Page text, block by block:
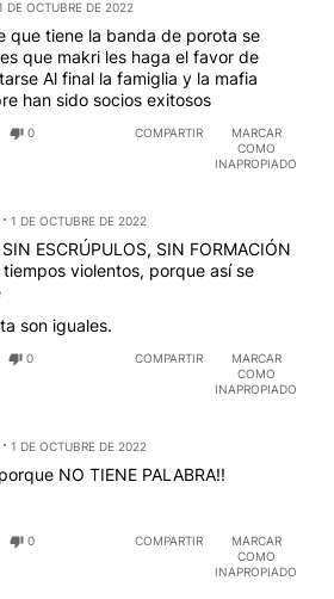
DE OCTUBRE DE 2022
que tiene la banda de porota se
que makri les haga el favor de
Al final la famiglia y la mafia
han sido socios exitosos
0 COMPARTIR
MARCAR
COMO
INAPROPIADO
1 DE OCTUBRE DE 2022
ESCRÚPULOS, SIN FORMACIÓN
tiempos violentos, porque así se
son iguales.
0 COMPARTIR
MARCAR
COMO
INAPROPIADO
1 DE OCTUBRE DE 2022
NO TIENE PALABRA!!
0 COMPARTIR
MARCAR
COMO
INAPROPIADO